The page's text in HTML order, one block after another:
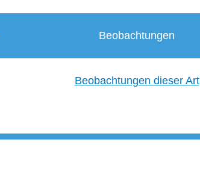
Beobachtungen
Beobachtungen dieser Art